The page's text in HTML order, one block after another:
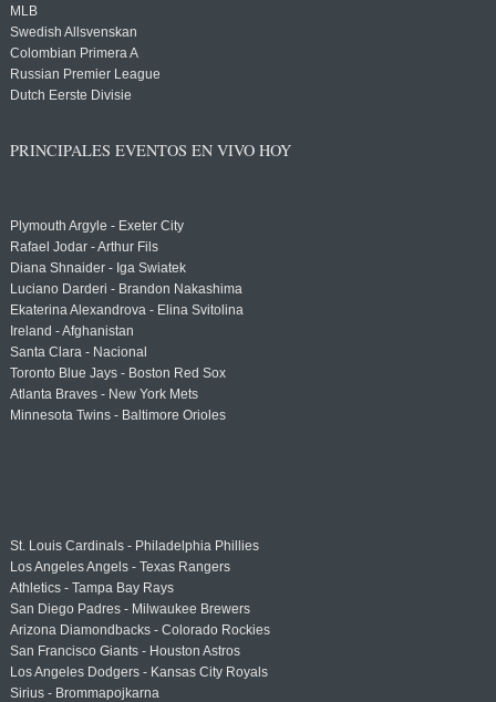
MLB
Swedish Allsvenskan
Colombian Primera A
Russian Premier League
Dutch Eerste Divisie
PRINCIPALES EVENTOS EN VIVO HOY
Plymouth Argyle - Exeter City
Rafael Jodar - Arthur Fils
Diana Shnaider - Iga Swiatek
Luciano Darderi - Brandon Nakashima
Ekaterina Alexandrova - Elina Svitolina
Ireland - Afghanistan
Santa Clara - Nacional
Toronto Blue Jays - Boston Red Sox
Atlanta Braves - New York Mets
Minnesota Twins - Baltimore Orioles
St. Louis Cardinals - Philadelphia Phillies
Los Angeles Angels - Texas Rangers
Athletics - Tampa Bay Rays
San Diego Padres - Milwaukee Brewers
Arizona Diamondbacks - Colorado Rockies
San Francisco Giants - Houston Astros
Los Angeles Dodgers - Kansas City Royals
Sirius - Brommapojkarna